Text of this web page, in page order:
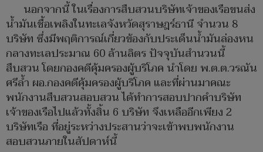
นอกจากนี้ ในเรื่องการสืบสวนบริษัทเจ้าของเรือขนส่ง
น้ำมันเชื้อเพลิงในทะเลจังหวัดสุราษฎร์ธานี จำนวน 8
บริษัท ซึ่งมีพฤติการณ์เกี่ยวข้องกับประเด็นน้ำมันล่องหน
กลางทะเลประมาณ 60 ล้านลิตร ปัจจุบันสำนวนนี้
สืบสวน โดยกองคดีคุ้มครองผู้บริโภค นำโดย พ.ต.ต.วรณัน
ศรีล้ำ ผอ.กองคดีคุ้มครองผู้บริโภค และที่ผ่านมาคณะ
พนักงานสืบสวนสอบสวน ได้ทำการสอบปากคำบริษัท
เจ้าของเรือไปแล้วทั้งสิ้น 6 บริษัท จึงเหลืออีกเพียง 2
บริษัทเรือ ที่อยู่ระหว่างประสานว่าจะเข้าพบพนักงาน
สอบสวนภายในสัปดาห์นี้